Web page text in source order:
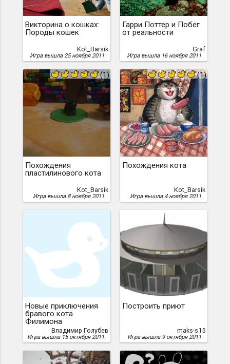
Викторина о кошках:
Породы кошек
Kot_Barsik
Игра вышла 25 ноября 2011.
Гарри Поттер и Побег
от реальности
Graf
Игра вышла 16 ноября 2011.
(1)
Похождения
пластилинового кота
Kot_Barsik
Игра вышла 8 ноября 2011.
(1)
Похождения кота
Kot_Barsik
Игра вышла 4 ноября 2011.
Новые приключения
бравого кота
Филимона
Владимир Голубев
Игра вышла 15 октября 2011.
Построить приют
maks-s15
Игра вышла 9 октября 2011.